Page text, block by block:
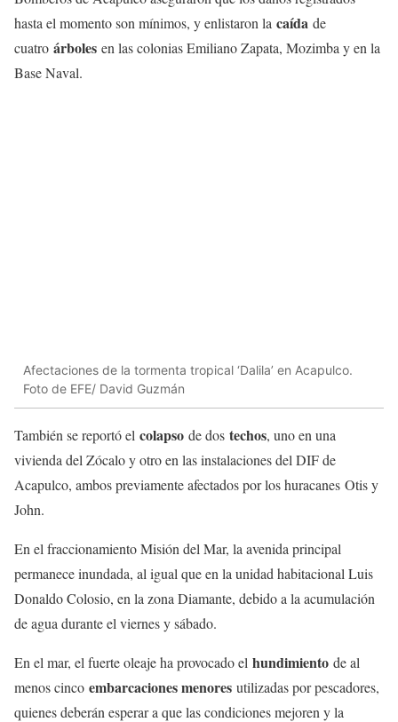
hasta el momento son mínimos, y enlistaron la caída de
cuatro árboles en las colonias Emiliano Zapata, Mozimba y en la
Base Naval.
Afectaciones de la tormenta tropical ‘Dalila’ en Acapulco.
Foto de EFE/ David Guzmán
También se reportó el colapso de dos techos, uno en una
vivienda del Zócalo y otro en las instalaciones del DIF de
Acapulco, ambos previamente afectados por los huracanes Otis y
John.
En el fraccionamiento Misión del Mar, la avenida principal
permanece inundada, al igual que en la unidad habitacional Luis
Donaldo Colosio, en la zona Diamante, debido a la acumulación
de agua durante el viernes y sábado.
En el mar, el fuerte oleaje ha provocado el hundimiento de al
menos cinco embarcaciones menores utilizadas por pescadores,
quienes deberán esperar a que las condiciones mejoren y la